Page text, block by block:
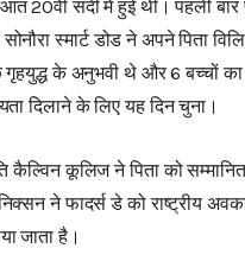
20वीं सदी में हुई थी। पहली बार
स्मार्ट डोड ने अपने पिता
गृहयुद्ध के अनुभवी थे और 6 बच्चों
दिलाने के लिए यह दिन चुना।
कैल्विन कूलिज ने पिता को
निक्सन ने फादर्स डे को राष्ट्रीय
जाता है।